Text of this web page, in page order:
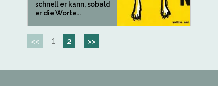
schnell er kann, sobald
er die Worte...
<< 1 2 >>